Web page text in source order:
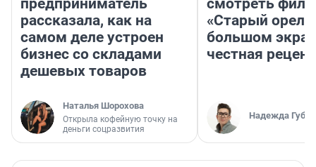
рассказала, как на
самом деле устроен
бизнес со складами
дешевых товаров
Наталья Шорохова
Открыла кофейную точку на
деньги соцразвития
«Старый орел»
большом
честная
Надежда